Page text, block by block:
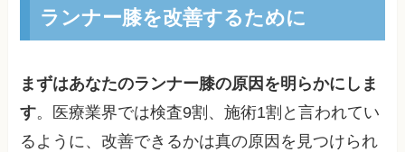
ランナー膝を改善するために
まずはあなたのランナー膝の原因を明らかにしま
す。医療業界では検査9割、施術1割と言われてい
るように、改善できるかは真の原因を見つけられ